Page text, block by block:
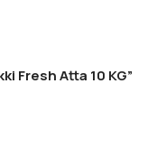
Fresh Atta 10 KG”